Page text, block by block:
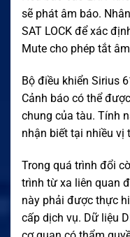
sẽ phát âm báo.
SAT LOCK để xác
Mute cho phép tắt
Bộ điều khiển Sirius
Cảnh báo có thể
chung của tàu. Tính
nhận biết tại nhiều vị
Trong quá trình đổi
trình từ xa liên quan
này phải được thực
cấp dịch vụ. Dữ liệu